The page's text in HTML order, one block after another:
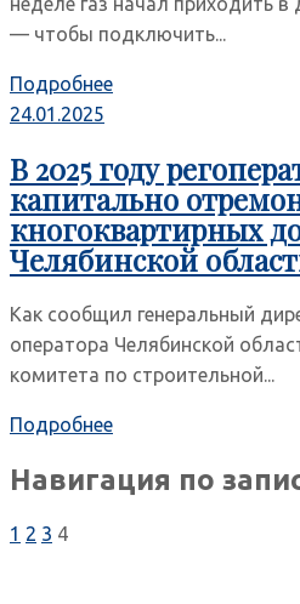
— чтобы подключить...
Подробнее
24.01.2025
В 2025 году
капитально
кногоквартирных
Челябинской
Как сообщил генеральный
оператора Челябинской
комитета по строительной...
Подробнее
Навигация по
1 2 3 4